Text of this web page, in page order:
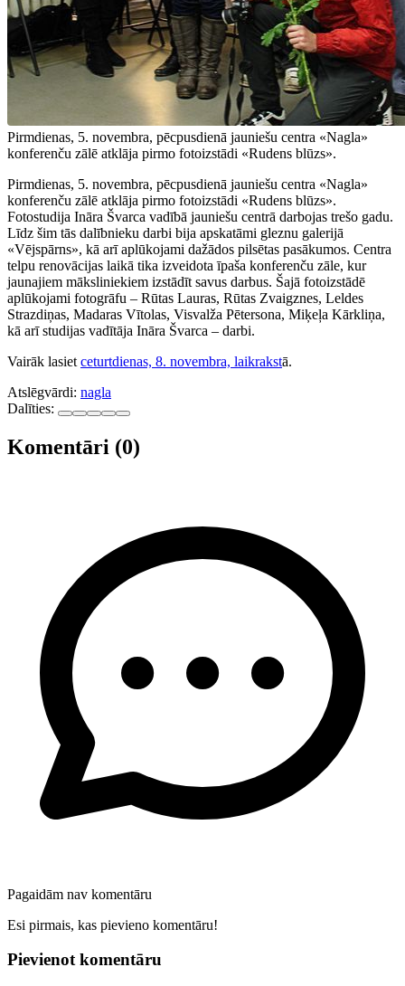
Pirmdienas, 5. novembra, pēcpusdienā jauniešu centra «Nagla»
konferenču zālē atklāja pirmo fotoizstādi «Rudens blūzs».
Pirmdienas, 5. novembra, pēcpusdienā jauniešu centra «Nagla»
konferenču zālē atklāja pirmo fotoizstādi «Rudens blūzs».
Fotostudija Ināra Švarca vadībā jauniešu centrā darbojas trešo gadu.
Līdz šim tās dalībnieku darbi bija apskatāmi gleznu galerijā
«Vējspārns», kā arī aplūkojami dažādos pilsētas pasākumos. Centra
telpu renovācijas laikā tika izveidota īpaša konferenču zāle, kur
jaunajiem māksliniekiem izstādīt savus darbus. Šajā fotoizstādē
aplūkojami fotogrāfu – Rūtas Lauras, Rūtas Zvaigznes, Leldes
Strazdiņas, Madaras Vītolas, Visvalža Pētersona, Miķeļa Kārkliņa,
kā arī studijas vadītāja Ināra Švarca – darbi.
Vairāk lasiet ceturtdienas, 8. novembra, laikrakstā.
Atslēgvārdi: nagla
Dalīties:
Komentāri (0)
Pagaidām nav komentāru
Esi pirmais, kas pievieno komentāru!
Pievienot komentāru